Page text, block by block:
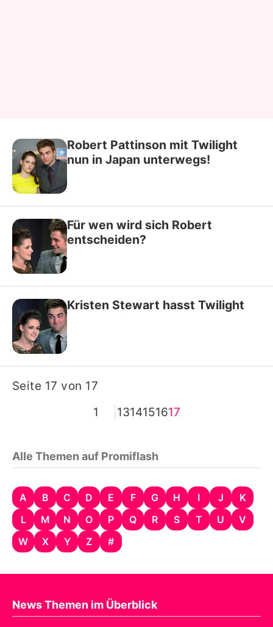
Robert Pattinson mit Twilight
nun in Japan unterwegs!
Für wen wird sich Robert
entscheiden?
Kristen Stewart hasst Twilight
Seite 17 von 17
1
1314151617
Alle Themen auf Promiflash
A B C D E F G H I J
K
L
M N O P Q R S T U
V
W
X Y Z #
News Themen im Überblick